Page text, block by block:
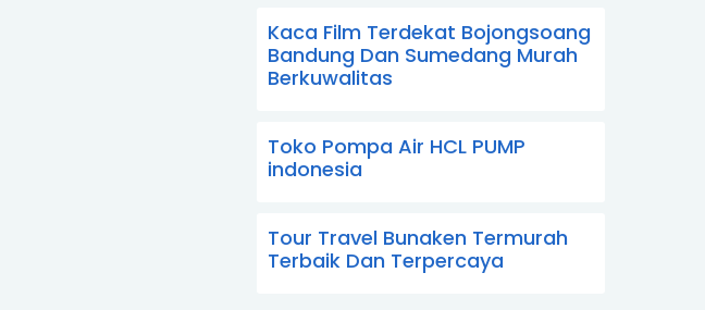
Kaca Film Terdekat Bojongsoang
Bandung Dan Sumedang Murah
Berkuwalitas
Toko Pompa Air HCL PUMP
indonesia
Tour Travel Bunaken Termurah
Terbaik Dan Terpercaya